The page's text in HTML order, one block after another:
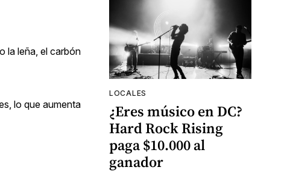
la leña, el carbón
lo que aumenta
LOCALES
¿Eres músico en DC?
Hard Rock Rising
paga $10.000 al
ganador